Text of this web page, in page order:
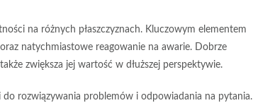
na różnych płaszczyznach. Kluczowym elementem
natychmiastowe reagowanie na awarie. Dobrze
zwiększa jej wartość w dłuższej perspektywie.
rozwiązywania problemów i odpowiadania na pytania.